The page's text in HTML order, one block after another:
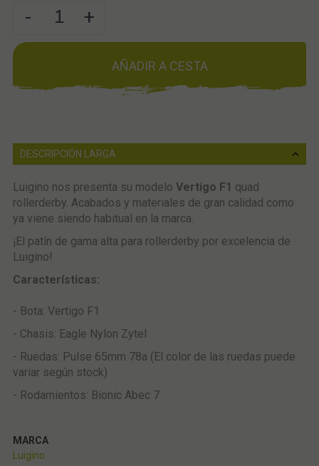
- +
AÑADIR A CESTA
DESCRIPCIÓN LARGA
Luigino nos presenta su modelo Vertigo F1 quad
rollerderby. Acabados y materiales de gran calidad como
ya viene siendo habitual en la marca.
¡El patín de gama alta para rollerderby por excelencia de
Luigino!
Características:
- Bota: Vertigo F1
- Chasis: Eagle Nylon Zytel
- Ruedas: Pulse 65mm 78a (El color de las ruedas puede
variar según stock)
- Rodamientos: Bionic Abec 7
MARCA
Luigino